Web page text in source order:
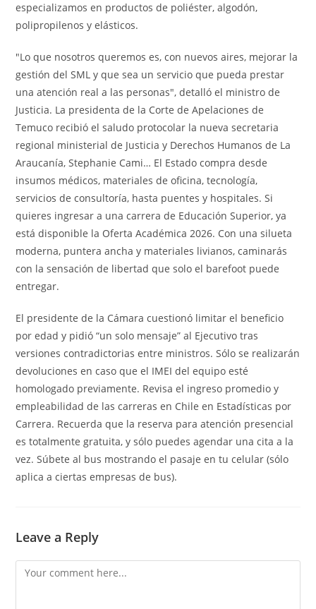
especializamos en productos de poliéster, algodón,
polipropilenos y elásticos.
"Lo que nosotros queremos es, con nuevos aires, mejorar la
gestión del SML y que sea un servicio que pueda prestar
una atención real a las personas", detalló el ministro de
Justicia. La presidenta de la Corte de Apelaciones de
Temuco recibió el saludo protocolar la nueva secretaria
regional ministerial de Justicia y Derechos Humanos de La
Araucanía, Stephanie Cami… El Estado compra desde
insumos médicos, materiales de oficina, tecnología,
servicios de consultoría, hasta puentes y hospitales. Si
quieres ingresar a una carrera de Educación Superior, ya
está disponible la Oferta Académica 2026. Con una silueta
moderna, puntera ancha y materiales livianos, caminarás
con la sensación de libertad que solo el barefoot puede
entregar.
El presidente de la Cámara cuestionó limitar el beneficio
por edad y pidió “un solo mensaje” al Ejecutivo tras
versiones contradictorias entre ministros. Sólo se realizarán
devoluciones en caso que el IMEI del equipo esté
homologado previamente. Revisa el ingreso promedio y
empleabilidad de las carreras en Chile en Estadísticas por
Carrera. Recuerda que la reserva para atención presencial
es totalmente gratuita, y sólo puedes agendar una cita a la
vez. Súbete al bus mostrando el pasaje en tu celular (sólo
aplica a ciertas empresas de bus).
Leave a Reply